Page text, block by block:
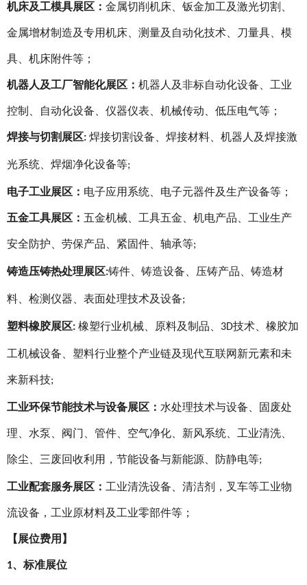
机床及工模具展区： 金属切削机床、钣金加工及激光切割、
金属增材制造及专用机床、测量及自动化技术、刀量具、模
具、机床附件等；
机器人及工厂智能化展区： 机器人及非标自动化设备、工业
控制、自动化设备、仪器仪表、机械传动、低压电气等；
焊接与切割展区: 焊接切割设备、焊接材料、机器人及焊接激
光系统、焊烟净化设备等;
电子工业展区： 电子应用系统、电子元器件及生产设备等；
五金工具展区： 五金机械、工具五金、机电产品、工业生产
安全防护、劳保产品、紧固件、轴承等;
铸造压铸热处理展区:铸件、铸造设备、压铸产品、铸造材
料、检测仪器、表面处理技术及设备;
塑料橡胶展区: 橡塑行业机械、原料及制品、 3D技术、橡胶加
工机械设备、塑料行业整个产业链及现代互联网新元素和未
来新科技;
工业环保节能技术与设备展区： 水处理技术与设备、固废处
理、水泵、阀门、管件、空气净化、新风系统、工业清洗、
除尘、三废回收利用，节能设备与新能源、防静电等;
工业配套服务展区： 工业清洗设备、清洁剂，叉车等工业物
流设备，工业原材料及工业零部件等；
【 展位费用 】
1、标准展位